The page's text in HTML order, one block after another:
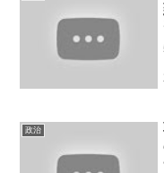
政治